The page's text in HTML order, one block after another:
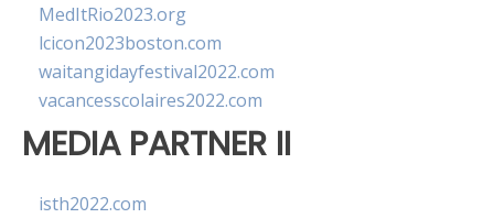
MedItRio2023.org
lcicon2023boston.com
waitangidayfestival2022.com
vacancesscolaires2022.com
MEDIA PARTNER II
isth2022.com